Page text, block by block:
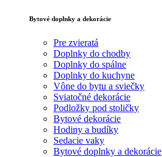
Bytové doplnky a dekorácie
Pre zvieratá
Doplnky do chodby
Doplnky do spálne
Doplnky do kuchyne
Vône do bytu a sviečky
Sviatočné dekorácie
Podložky pod stoličky
Bytové dekorácie
Hodiny a budíky
Sedacie vaky
Bytové doplnky a dekorácie